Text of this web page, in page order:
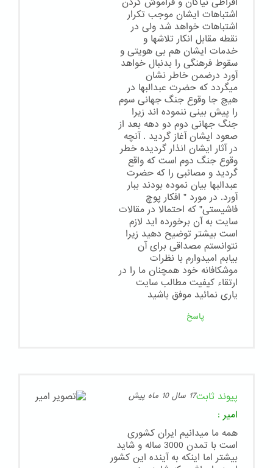
اشتباهات ایشان موجب تکرار
اشتباهات خواهد شد ولی در
نقطه مقابل انکار تلاشها و
خدمات ایشان هم بی هویتی و
سقوط فرهنگی را بدنبال خواهد
آورد درضمن خاطر نشان
میگردد که حضرت عبدالبها در
هیچ جا وقوع جنگ جهانی سوم
را پیش بینی ننموده اند زیرا
جنگ جهانی دوم دو دهه بعد از
صعود ایشان آغاز گردید . آنچه
در آثار ایشان انذار گردیده خطر
وقوع جنگ دوم است که واقع
گردید و مصائبی را که حضرت
عبدالبها بیان نموده بودند ببار
آورد. در مورد " افکار پوچ
فاشیستی" که احتمالا در مقالات
سایت به آن برخورده اید لازم
است بیشتر توضیح دهید زیرا
نتوانستم مصداقی برای آن
بیابم امیدوارم با نظرات
موشکافانه خود همچنان ما را در
ارتقاء کیفیت مطالب سایت
یاری نمائید موفق باشید
پاسخ
پیوند ثابت17 سال 10 ماه پیش
امیر :
همه ما میدانیم ایران کشوری
است با تمدن 3000 ساله و شاید
بیشتر اما اینکه به آینده این کشور